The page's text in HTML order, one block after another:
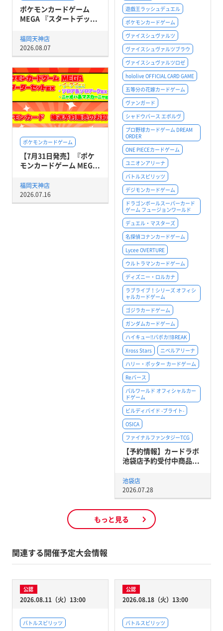
ポケモンカードゲーム
MEGA 『スタートデッ...
福岡天神店
2026.08.07
遊戯王ラッシュデュエル
ポケモンカードゲーム
ヴァイスシュヴァルツ
ヴァイスシュヴァルツブラウ
ヴァイスシュヴァルツロゼ
hololive OFFICIAL CARD GAME
五等分の花嫁カードゲーム
ヴァンガード
シャドウバース エボルヴ
プロ野球カードゲーム DREAM
ORDER
ONE PIECEカードゲーム
ユニオンアリーナ
バトルスピリッツ
デジモンカードゲーム
ドラゴンボールスーパーカード
ゲーム フュージョンワールド
デュエル・マスターズ
名探偵コナンカードゲーム
Lycee OVERTURE
ウルトラマンカードゲーム
ディズニー・ロルカナ
ラブライブ！シリーズ オフィシ
ャルカードゲーム
ゴジラカードゲーム
ガンダムカードゲーム
ハイキュー!!バボカ!!BREAK
Xross Stars
ニベルアリーナ
ハリー・ポッター カードゲーム
Reバース
パルワールド オフィシャルカー
ドゲーム
ビルディバイド -ブライト-
OSICA
ファイナルファンタジーTCG
【予約情報】カードラボ
池袋店予約受付中商品...
池袋店
2026.07.28
ポケモンカードゲーム
【7月31日発売】『ポケ
モンカードゲーム MEG...
福岡天神店
2026.07.16
もっと見る
関連する開催予定大会情報
公認
2026.08.11（火）13:00
バトルスピリッツ
公認
2026.08.18（火）13:00
バトルスピリッツ